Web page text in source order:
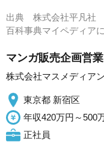
出典 株式会社平凡社
百科事典マイペディ
マンガ販売企画営業
株式会社マスメディアン
東京都 新宿区
年収420万円～500
正社員